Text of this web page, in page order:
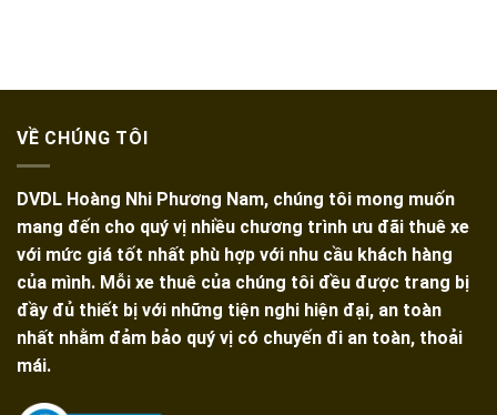
Đêm
Bao
Nhiêu
Lái
Giá
Rẻ
Tại
TPHCM
Chỗ
Tại
TPHCM
Giá
Rẻ,
Xe
Đời
VỀ CHÚNG TÔI
DVDL Hoàng Nhi Phương Nam, chúng tôi mong muốn
mang đến cho quý vị nhiều chương trình ưu đãi thuê xe
với mức giá tốt nhất phù hợp với nhu cầu khách hàng
của mình. Mỗi xe thuê của chúng tôi đều được trang bị
đầy đủ thiết bị với những tiện nghi hiện đại, an toàn
nhất nhằm đảm bảo quý vị có chuyến đi an toàn, thoải
mái.